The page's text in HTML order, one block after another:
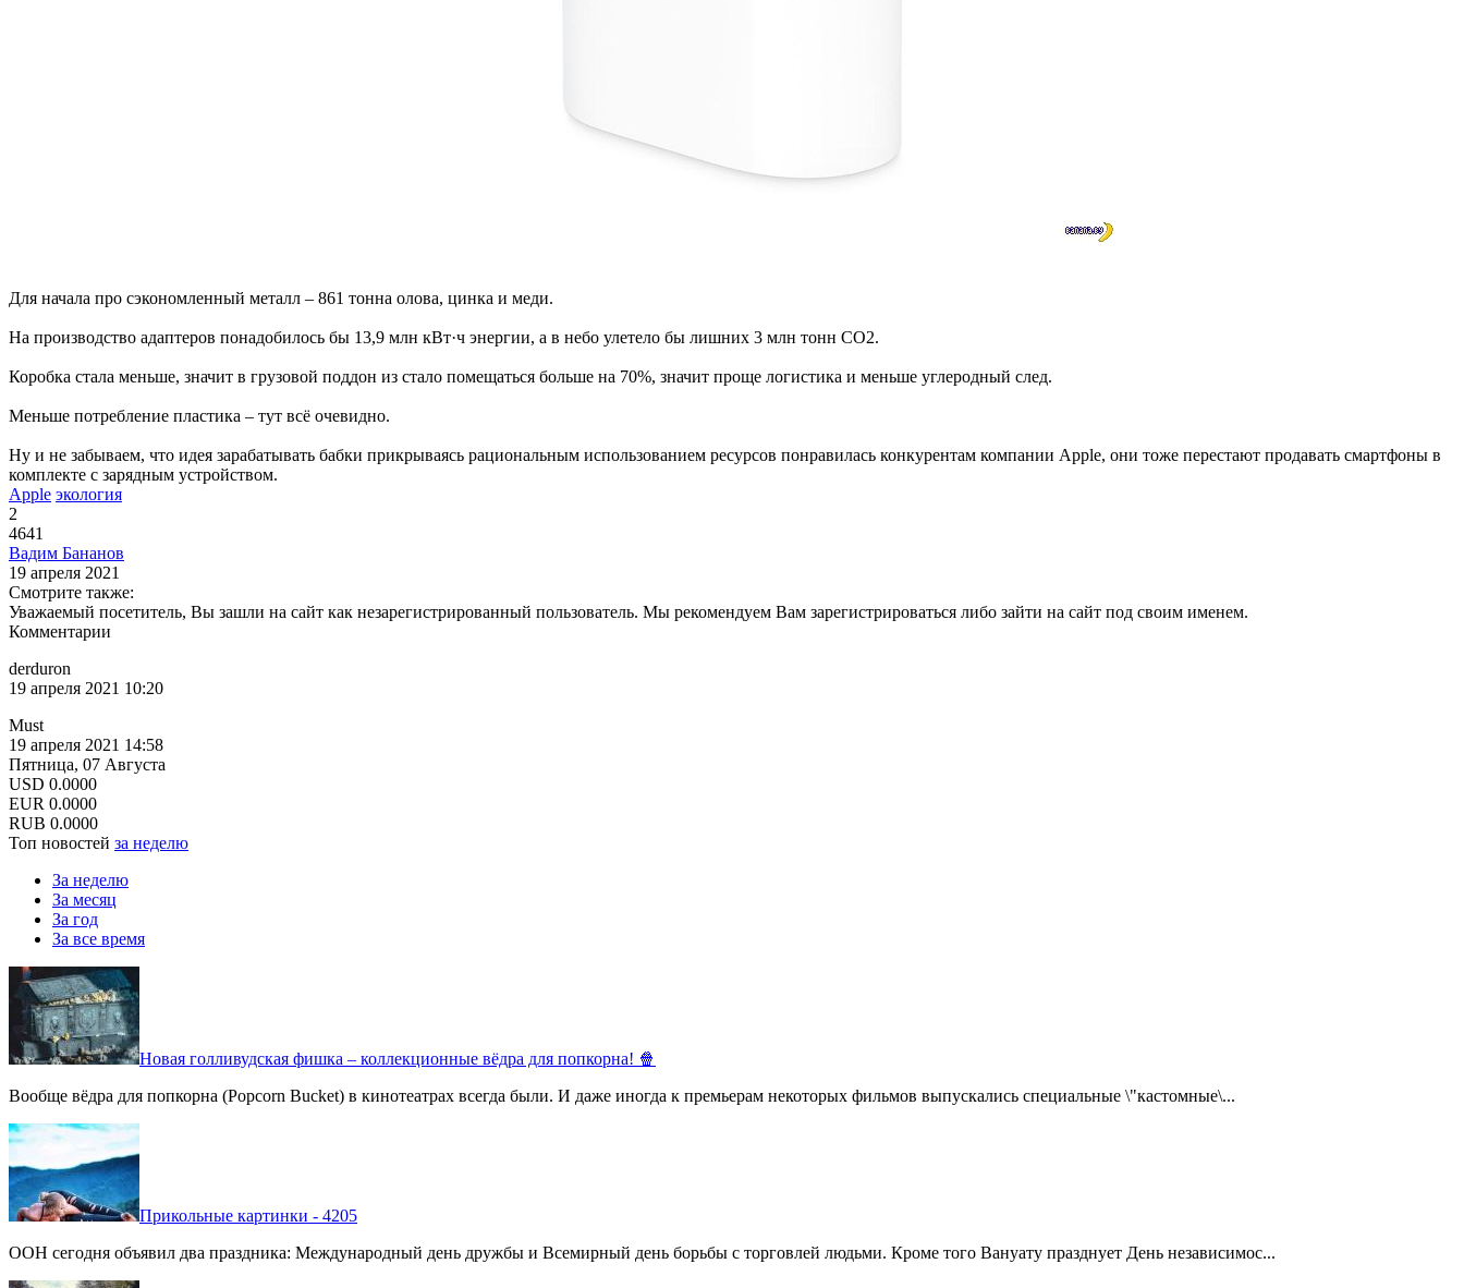
Для начала про сэкономленный металл – 861 тонна олова, цинка и меди.
На производство адаптеров понадобилось бы 13,9 млн кВт·ч энергии, а в небо улетело бы лишних 3 млн тонн CO2.
Коробка стала меньше, значит в грузовой поддон из стало помещаться больше на 70%, значит проще логистика и меньше углеродный след.
Меньше потребление пластика – тут всё очевидно.
Ну и не забываем, что идея зарабатывать бабки прикрываясь рациональным использованием ресурсов понравилась конкурентам компании Apple, они тоже перестают продавать смартфоны в
комплекте с зарядным устройством.
Apple экология
2
4641
Вадим Бананов
19 апреля 2021
Смотрите также:
Уважаемый посетитель, Вы зашли на сайт как незарегистрированный пользователь. Мы рекомендуем Вам зарегистрироваться либо зайти на сайт под своим именем.
Комментарии
derduron
19 апреля 2021 10:20
Must
19 апреля 2021 14:58
Пятница, 07 Августа
USD 0.0000
EUR 0.0000
RUB 0.0000
Топ новостей за неделю
За неделю
За месяц
За год
За все время
Новая голливудская фишка – коллекционные вёдра для попкорна! 🍿
Вообще вёдра для попкорна (Popcorn Bucket) в кинотеатрах всегда были. И даже иногда к премьерам некоторых фильмов выпускались специальные \"кастомные\...
Прикольные картинки - 4205
ООН сегодня объявил два праздника: Международный день дружбы и Всемирный день борьбы с торговлей людьми. Кроме того Вануату празднует День независимос...